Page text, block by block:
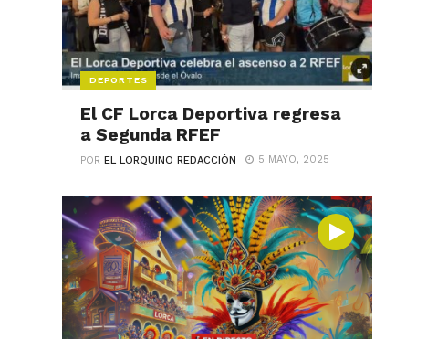
DEPORTES
El CF Lorca Deportiva regresa
a Segunda RFEF
POREL LORQUINO REDACCIÓN 5 MAYO, 2025